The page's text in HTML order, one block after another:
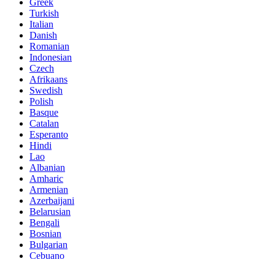
Greek
Turkish
Italian
Danish
Romanian
Indonesian
Czech
Afrikaans
Swedish
Polish
Basque
Catalan
Esperanto
Hindi
Lao
Albanian
Amharic
Armenian
Azerbaijani
Belarusian
Bengali
Bosnian
Bulgarian
Cebuano